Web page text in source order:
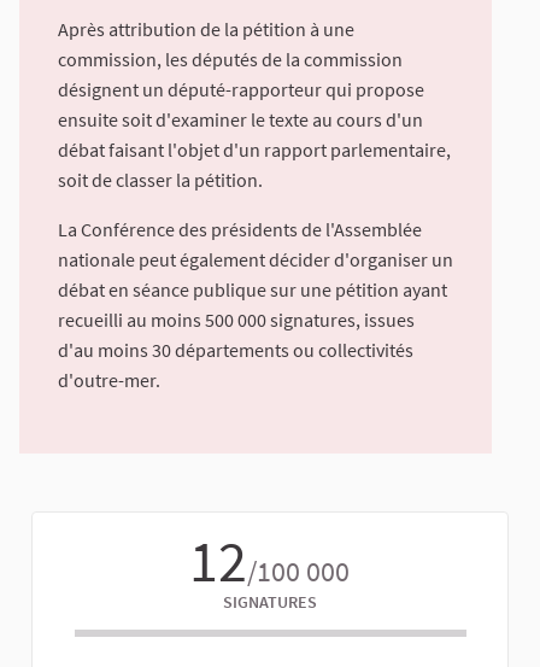
Après attribution de la pétition à une
commission, les députés de la commission
désignent un député-rapporteur qui propose
ensuite soit d'examiner le texte au cours d'un
débat faisant l'objet d'un rapport parlementaire,
soit de classer la pétition.
La Conférence des présidents de l'Assemblée
nationale peut également décider d'organiser un
débat en séance publique sur une pétition ayant
recueilli au moins 500 000 signatures, issues
d'au moins 30 départements ou collectivités
d'outre-mer.
12/100 000
SIGNATURES